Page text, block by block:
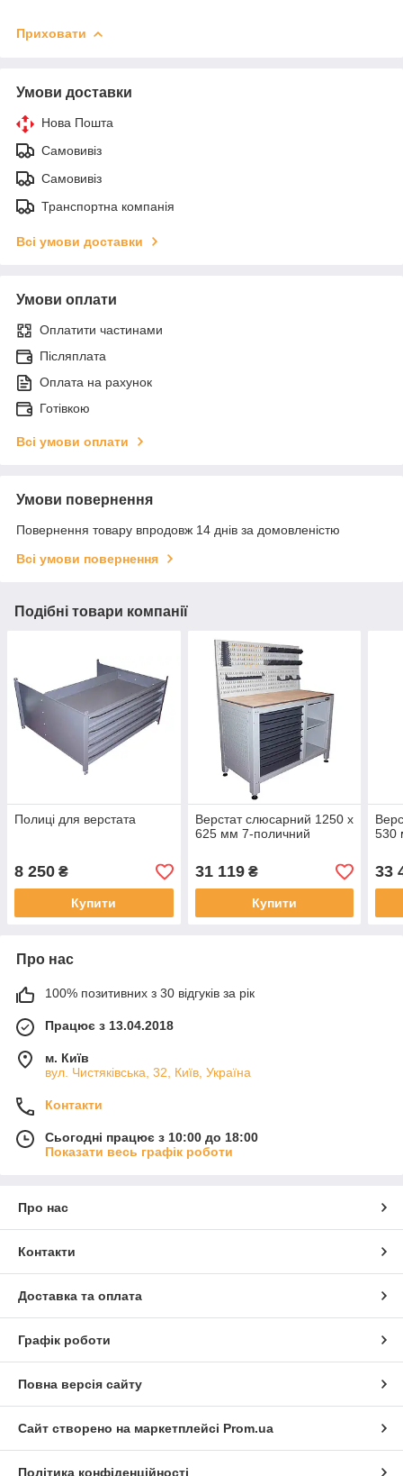
Приховати
Умови доставки
Нова Пошта
Самовивіз
Самовивіз
Транспортна компанія
Всі умови доставки
Умови оплати
Оплатити частинами
Післяплата
Оплата на рахунок
Готівкою
Всі умови оплати
Умови повернення
Повернення товару впродовж 14 днів за домовленістю
Всі умови повернення
Подібні товари компанії
Полиці для верстата
8 250 ₴
Купити
Верстат слюсарний 1250 х
625 мм 7-поличний
31 119₴
Купити
530
33
Про нас
100% позитивних з 30 відгуків за рік
Працює з 13.04.2018
м. Київ
вул. Чистяківська, 32, Київ, Україна
Контакти
Сьогодні працює з 10:00 до 18:00
Показати весь графік роботи
Про нас
Контакти
Доставка та оплата
Графік роботи
Повна версія сайту
Сайт створено на маркетплейсі Prom.ua
Політика конфіденційності